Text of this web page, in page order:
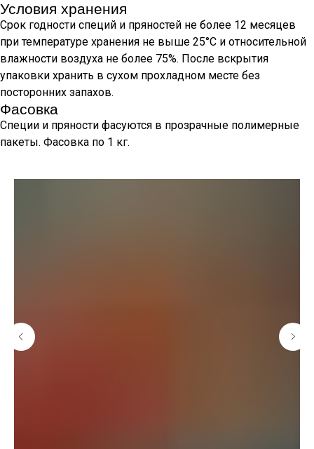
Условия хранения
Срок годности специй и пряностей не более 12 месяцев
при температуре хранения не выше 25°С и относительной
влажности воздуха не более 75%. После вскрытия
упаковки хранить в сухом прохладном месте без
посторонних запахов.
Фасовка
Специи и пряности фасуются в прозрачные полимерные
пакеты. Фасовка по 1 кг.